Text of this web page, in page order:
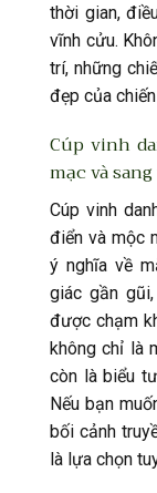
thời gian,
vĩnh cửu.
trí, những
đẹp của
Cúp vinh
mạc và
Cúp vinh
điển và mộc
ý nghĩa về
giác gần
được chạm
không chỉ là
còn là biểu
Nếu bạn
bối cảnh
là lựa chọn